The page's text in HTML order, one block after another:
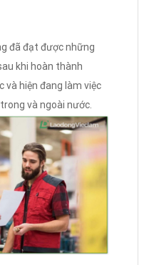
đã đạt được những
khi hoàn thành
và hiện đang làm việc
và ngoài nước.